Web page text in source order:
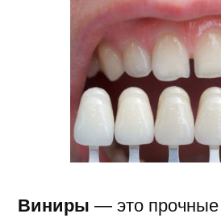
Виниры — это прочные